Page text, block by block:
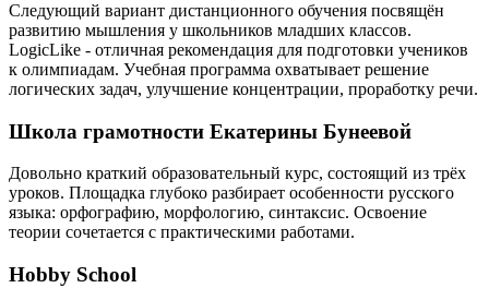
Следующий вариант дистанционного обучения посвящён
развитию мышления у школьников младших классов.
LogicLike - отличная рекомендация для подготовки учеников
к олимпиадам. Учебная программа охватывает решение
логических задач, улучшение концентрации, проработку речи.
Школа грамотности Екатерины Бунеевой
Довольно краткий образовательный курс, состоящий из трёх
уроков. Площадка глубоко разбирает особенности русского
языка: орфографию, морфологию, синтаксис. Освоение
теории сочетается с практическими работами.
Hobby School